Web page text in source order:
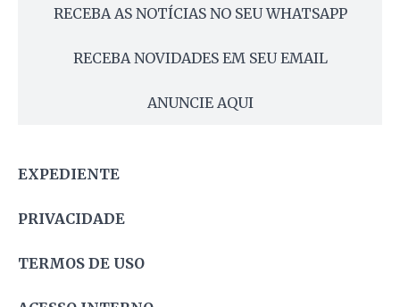
RECEBA AS NOTÍCIAS NO SEU WHATSAPP
RECEBA NOVIDADES EM SEU EMAIL
ANUNCIE AQUI
EXPEDIENTE
PRIVACIDADE
TERMOS DE USO